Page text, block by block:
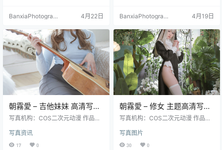
BanxiaPhotograp
4月22日
BanxiaPhotograp
4月19日
朝霧愛 – 吉他妹妹 高清写真
（26P-330.8M）清新日常
写真机构：COS二次元动漫 作品名
愛（Asagiriai） 图片数量：26张 资
源大小：330.8MB
写真资讯
17 0
朝霧愛 – 修女 主题高清写真
集（56P-717.5M）暗黑氛围
写真机构：COS二次元动漫 作品名
sagiriai） 图片数量：56张 资源大
小：717.5MB
写真图片
30 0